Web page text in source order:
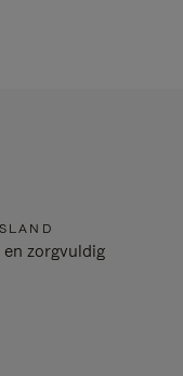
zorgvuldig